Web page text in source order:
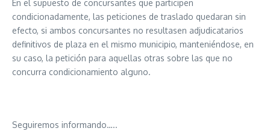
En el supuesto de concursantes que participen
condicionadamente, las peticiones de traslado quedaran sin
efecto, si ambos concursantes no resultasen adjudicatarios
definitivos de plaza en el mismo municipio, manteniéndose, en
su caso, la petición para aquellas otras sobre las que no
concurra condicionamiento alguno.
Seguiremos informando…..